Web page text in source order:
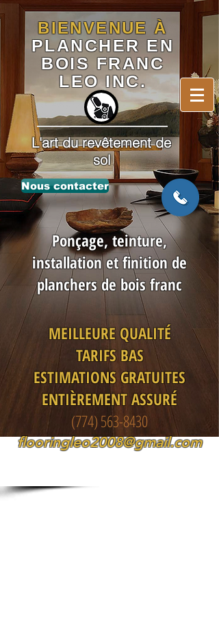
BIENVENUE À
PLANCHER EN
BOIS FRANC
LEO INC.
L'art du revêtement de
sol
Nous contacter
Ponçage, teinture,
installation et finition de
planchers de bois franc
MEILLEURE QUALITÉ
TARIFS BAS
ESTIMATIONS GRATUITES
ENTIÈREMENT ASSURÉ
(774) 563-8430
flooringleo2008@gmail.com